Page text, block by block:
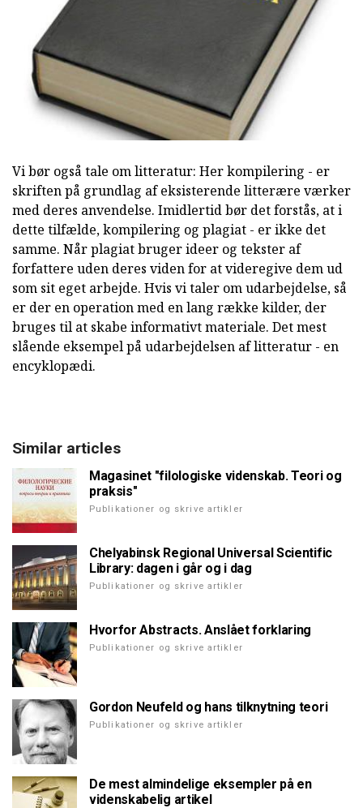
Vi bør også tale om litteratur: Her kompilering - er
skriften på grundlag af eksisterende litterære værker
med deres anvendelse. Imidlertid bør det forstås, at i
dette tilfælde, kompilering og plagiat - er ikke det
samme. Når plagiat bruger ideer og tekster af
forfattere uden deres viden for at videregive dem ud
som sit eget arbejde. Hvis vi taler om udarbejdelse, så
er der en operation med en lang række kilder, der
bruges til at skabe informativt materiale. Det mest
slående eksempel på udarbejdelsen af litteratur - en
encyklopædi.
Similar articles
Magasinet "filologiske videnskab. Teori og
praksis"
Publikationer og skrive artikler
Chelyabinsk Regional Universal Scientific
Library: dagen i går og i dag
Publikationer og skrive artikler
Hvorfor Abstracts. Anslået forklaring
Publikationer og skrive artikler
Gordon Neufeld og hans tilknytning teori
Publikationer og skrive artikler
De mest almindelige eksempler på en
videnskabelig artikel